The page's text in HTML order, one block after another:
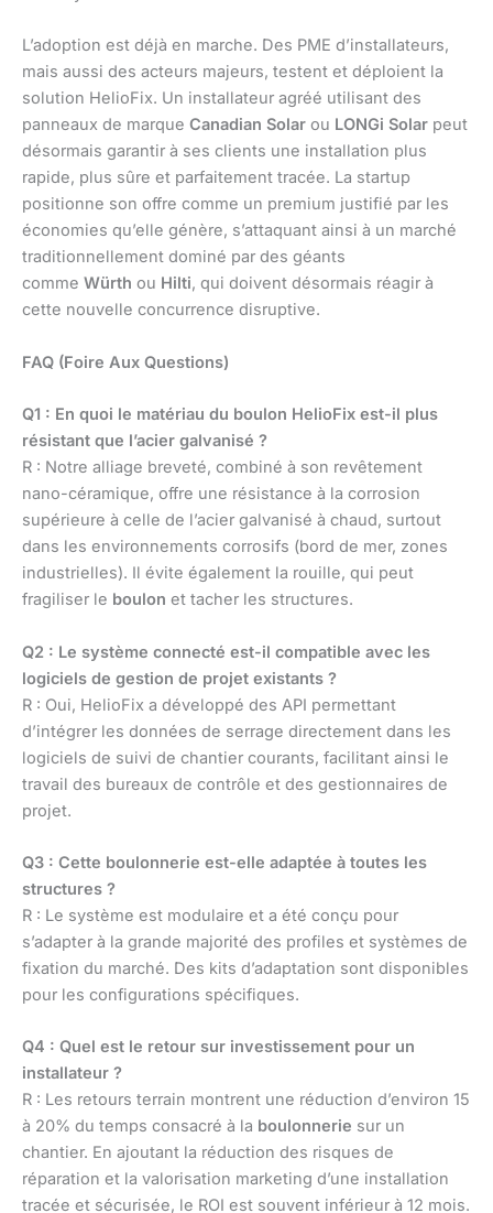
L’adoption est déjà en marche. Des PME d’installateurs,
mais aussi des acteurs majeurs, testent et déploient la
solution HelioFix. Un installateur agréé utilisant des
panneaux de marque Canadian Solar ou LONGi Solar peut
désormais garantir à ses clients une installation plus
rapide, plus sûre et parfaitement tracée. La startup
positionne son offre comme un premium justifié par les
économies qu’elle génère, s’attaquant ainsi à un marché
traditionnellement dominé par des géants
comme Würth ou Hilti, qui doivent désormais réagir à
cette nouvelle concurrence disruptive.
FAQ (Foire Aux Questions)
Q1 : En quoi le matériau du boulon HelioFix est-il plus
résistant que l’acier galvanisé ?
R : Notre alliage breveté, combiné à son revêtement
nano-céramique, offre une résistance à la corrosion
supérieure à celle de l’acier galvanisé à chaud, surtout
dans les environnements corrosifs (bord de mer, zones
industrielles). Il évite également la rouille, qui peut
fragiliser le boulon et tacher les structures.
Q2 : Le système connecté est-il compatible avec les
logiciels de gestion de projet existants ?
R : Oui, HelioFix a développé des API permettant
d’intégrer les données de serrage directement dans les
logiciels de suivi de chantier courants, facilitant ainsi le
travail des bureaux de contrôle et des gestionnaires de
projet.
Q3 : Cette boulonnerie est-elle adaptée à toutes les
structures ?
R : Le système est modulaire et a été conçu pour
s’adapter à la grande majorité des profiles et systèmes de
fixation du marché. Des kits d’adaptation sont disponibles
pour les configurations spécifiques.
Q4 : Quel est le retour sur investissement pour un
installateur ?
R : Les retours terrain montrent une réduction d’environ 15
à 20% du temps consacré à la boulonnerie sur un
chantier. En ajoutant la réduction des risques de
réparation et la valorisation marketing d’une installation
tracée et sécurisée, le ROI est souvent inférieur à 12 mois.